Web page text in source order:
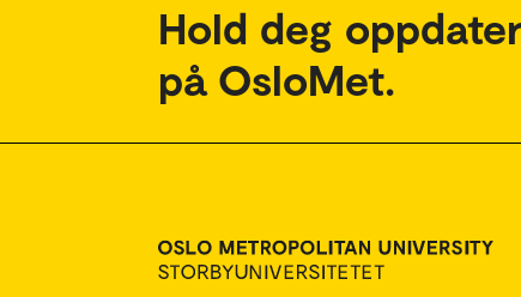
Hold deg
på OsloMet.